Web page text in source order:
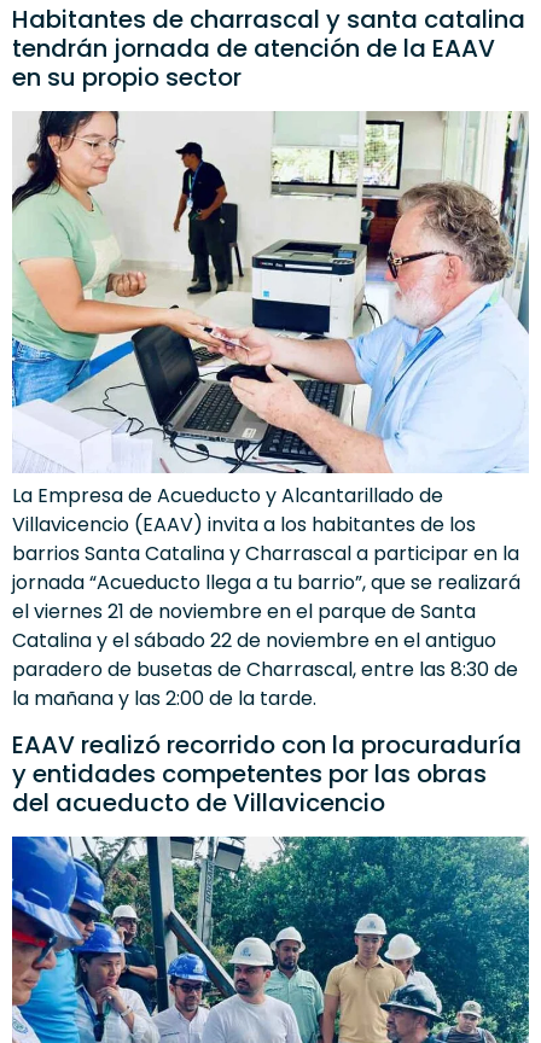
Habitantes de charrascal y santa catalina
tendrán jornada de atención de la EAAV
en su propio sector
La Empresa de Acueducto y Alcantarillado de
Villavicencio (EAAV) invita a los habitantes de los
barrios Santa Catalina y Charrascal a participar en la
jornada “Acueducto llega a tu barrio”, que se realizará
el viernes 21 de noviembre en el parque de Santa
Catalina y el sábado 22 de noviembre en el antiguo
paradero de busetas de Charrascal, entre las 8:30 de
la mañana y las 2:00 de la tarde.
EAAV realizó recorrido con la procuraduría
y entidades competentes por las obras
del acueducto de Villavicencio